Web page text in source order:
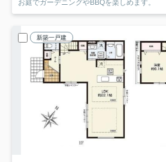
お庭でガーデニングやBBQを楽しめます。
新築一戸建